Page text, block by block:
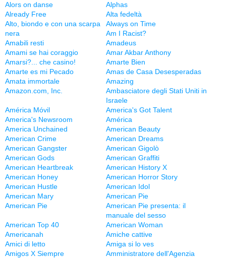
Alors on danse
Alphas
Already Free
Alta fedeltà
Alto, biondo e con una scarpa
nera
Always on Time
Am I Racist?
Amabili resti
Amadeus
Amami se hai coraggio
Amar Akbar Anthony
Amarsi?... che casino!
Amarte Bien
Amarte es mi Pecado
Amas de Casa Desesperadas
Amata immortale
Amazing
Amazon.com, Inc.
Ambasciatore degli Stati Uniti in
Israele
América Móvil
America's Got Talent
America's Newsroom
América
America Unchained
American Beauty
American Crime
American Dreams
American Gangster
American Gigolò
American Gods
American Graffiti
American Heartbreak
American History X
American Honey
American Horror Story
American Hustle
American Idol
American Mary
American Pie
American Pie
American Pie presenta: il
manuale del sesso
American Top 40
American Woman
Americanah
Amiche cattive
Amici di letto
Amiga si lo ves
Amigos X Siempre
Amministratore dell'Agenzia